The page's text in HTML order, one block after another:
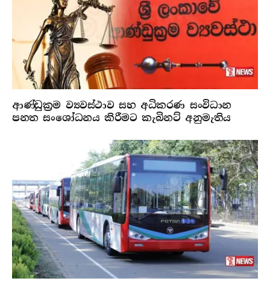
ආණ්ඩුක්‍රම ව්‍යවස්ථාව සහ අධිකරණ සංවිධාන
පනත සංශෝධනය කිරීමට කැබිනට් අනුමැතිය